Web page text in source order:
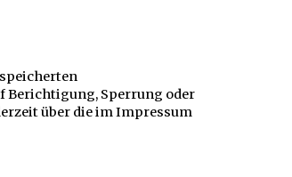
Berichtigung, Sperrung oder
über die im Impressum